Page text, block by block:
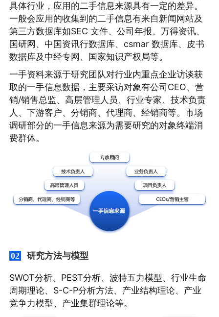
具体行业，应用的二手信息来源具有一定的差异。
一般会应用的收集到的二手信息有来自新闻网站及
第三方数据库如SEC 文件、公司年报、万得资讯、
国研网、中国资讯行数据库、csmar 数据库、皮书
数据库及中经专网、国家知识产权局等。
一手资料来源于研究团队对行业内重点企业访谈获
取的一手信息数据，主要采访对象有公司CEO、营
销/销售总监、高层管理人员、行业专家、技术负责
人、下游客户、分销商、代理商、经销商等。市场
调研部分的一手信息来源为需要研究的对象终端消
费群体。
02 研究方法与模型
SWOT分析、PEST分析、波特五力模型、行业生命
周期理论、S-C-P分析方法、产业结构理论、产业
竞争力模型、产业集群理论等。